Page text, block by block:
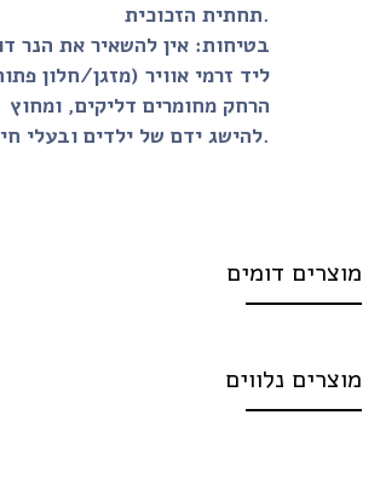
בטיחות:אין להשאיר את הנר דולק
ליד זרמי אוויר (מזגן/חלון פתוח),
הרחק מחומרים דליקים, ומחוץ
דומים
נלווים